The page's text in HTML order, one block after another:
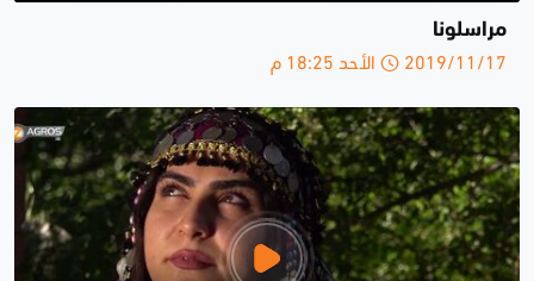
مراسلونا
2019/11/17 الأحد 18:25 م